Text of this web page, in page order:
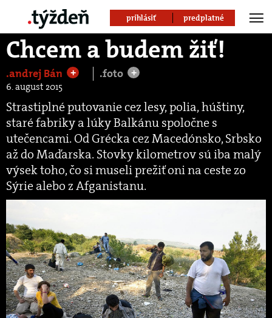
prihlásiť predplatné
Chcem a budem žiť!
.andrej Bán + .foto +
6. august 2015
Strastiplné putovanie cez lesy, polia, húštiny,
staré fabriky a lúky Balkánu spoločne s
utečencami. Od Grécka cez Macedónsko, Srbsko
až do Maďarska. Stovky kilometrov sú iba malý
výsek toho, čo si museli prežiť oni na ceste zo
Sýrie alebo z Afganistanu.